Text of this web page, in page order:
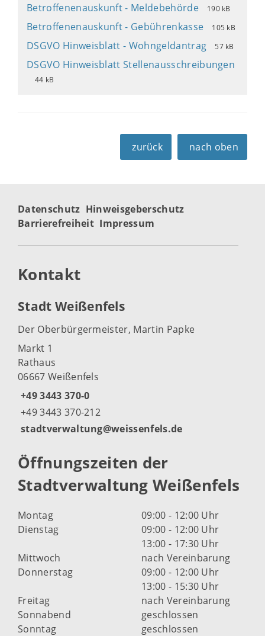
Betroffenenauskunft - Meldebehörde 190 kB
Betroffenenauskunft - Gebührenkasse 105 kB
DSGVO Hinweisblatt - Wohngeldantrag 57 kB
DSGVO Hinweisblatt Stellenausschreibungen
44 kB
zurück nach oben
Datenschutz Hinweisgeberschutz
Barrierefreiheit Impressum
Kontakt
Stadt Weißenfels
Der Oberbürgermeister, Martin Papke
Markt 1
Rathaus
06667 Weißenfels
+49 3443 370-0
+49 3443 370-212
stadtverwaltung@weissenfels.de
Öffnungszeiten der
Stadtverwaltung Weißenfels
Montag
09:00 - 12:00 Uhr
Dienstag
09:00 - 12:00 Uhr
13:00 - 17:30 Uhr
Mittwoch
nach Vereinbarung
Donnerstag
09:00 - 12:00 Uhr
13:00 - 15:30 Uhr
Freitag
nach Vereinbarung
Sonnabend
geschlossen
Sonntag
geschlossen